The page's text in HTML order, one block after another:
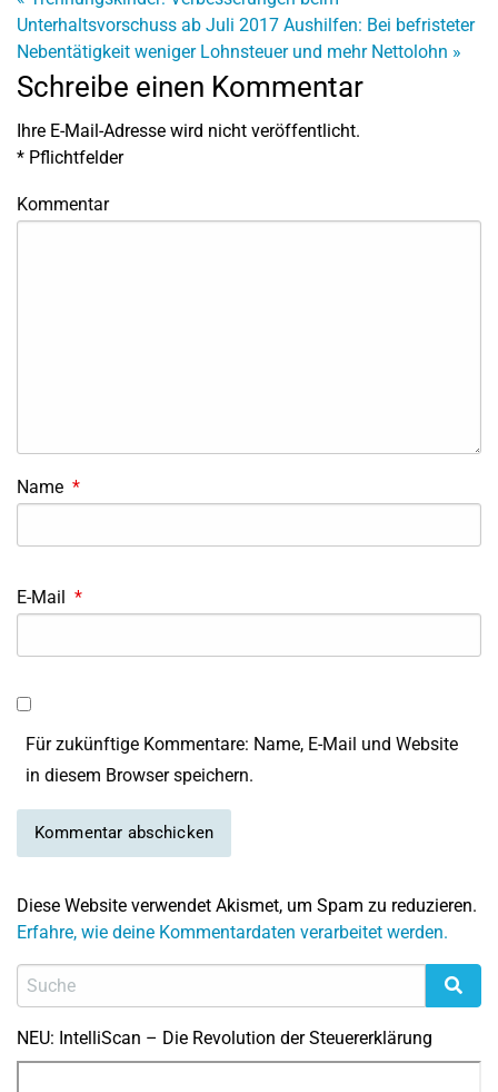
Unterhaltsvorschuss ab Juli 2017 Aushilfen: Bei befristeter
Nebentätigkeit weniger Lohnsteuer und mehr Nettolohn »
Schreibe einen Kommentar
Ihre E-Mail-Adresse wird nicht veröffentlicht.
* Pflichtfelder
Kommentar
Name *
E-Mail *
Für zukünftige Kommentare: Name, E-Mail und Website
in diesem Browser speichern.
Diese Website verwendet Akismet, um Spam zu reduzieren.
Erfahre, wie deine Kommentardaten verarbeitet werden.
NEU: IntelliScan – Die Revolution der Steuererklärung